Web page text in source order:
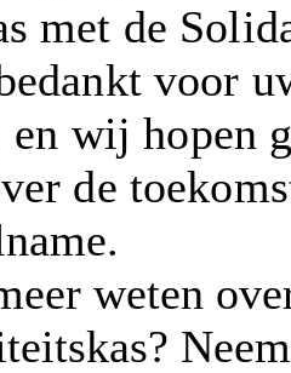
met de
voor
wij hopen
de
weten